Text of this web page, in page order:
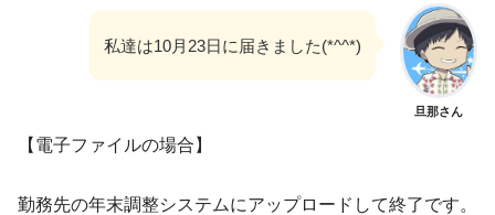
旦那さん
私達は10月23日に届きました(*^^*)
【電子ファイルの場合】
勤務先の年末調整システムにアップロードして終了です。